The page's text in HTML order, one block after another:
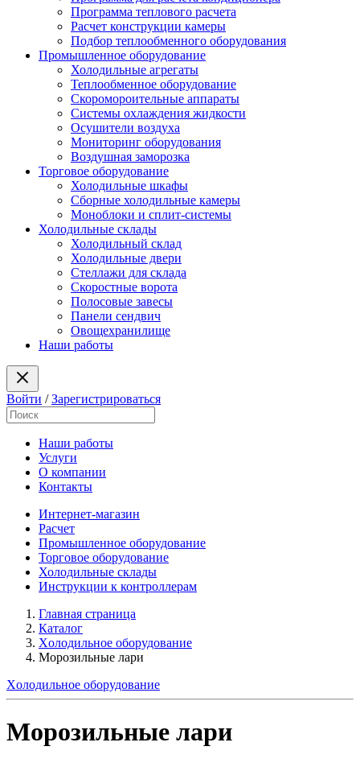
Программа теплового расчета
Расчет конструкции камеры
Подбор теплообменного оборудования
Промышленное оборудование
Холодильные агрегаты
Теплообменное оборудование
Скоромороительные аппараты
Системы охлаждения жидкости
Осушители воздуха
Мониторинг оборудования
Воздушная заморозка
Торговое оборудование
Холодильные шкафы
Сборные холодильные камеры
Моноблоки и сплит-системы
Холодильные склады
Холодильный склад
Холодильные двери
Стеллажи для склада
Скоростные ворота
Полосовые завесы
Панели сендвич
Овощехранилище
Наши работы
Войти /Зарегистрироваться
Наши работы
Услуги
О компании
Контакты
Интернет-магазин
Расчет
Промышленное оборудование
Торговое оборудование
Холодильные склады
Инструкции к контроллерам
Главная страница
Каталог
Xолодильное оборудование
Морозильные лари
Xолодильное оборудование
Морозильные лари